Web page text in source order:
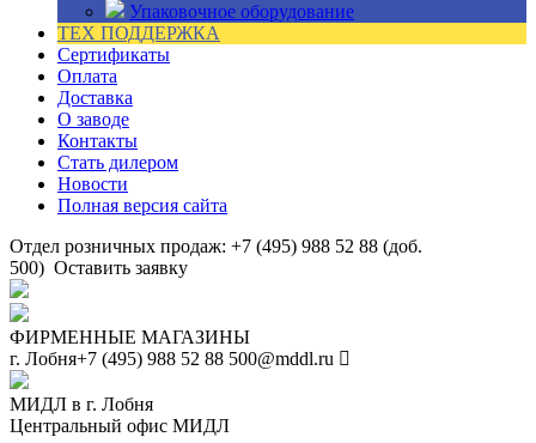
Упаковочное оборудование
ТЕХ ПОДДЕРЖКА
Сертификаты
Оплата
Доставка
О заводе
Контакты
Стать дилером
Новости
Полная версия сайта
Отдел розничных продаж: +7 (495) 988 52 88 (доб.
500) Оставить заявку
ФИРМЕННЫЕ МАГАЗИНЫ
г. Лобня+7 (495) 988 52 88 500@mddl.ru
МИДЛ в г. Лобня
Центральный офис МИДЛ